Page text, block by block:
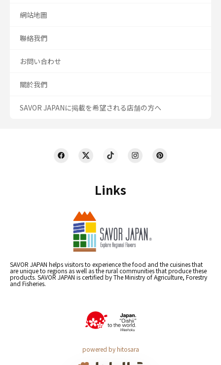
Links
SAVOR JAPAN helps visitors to experience the food and the cuisines that
are unique to regions as well as the rural communities that produce these
products. SAVOR JAPAN is certified by The Ministry of Agriculture, Forestry
and Fisheries.
powered by hitosara
網站地圖
聯絡我們
お問い合わせ
關於我們
SAVOR JAPANに掲載を希望される店舗の方へ